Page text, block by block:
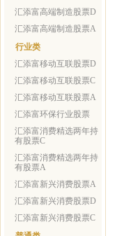
汇添富高端制造股票D
汇添富高端制造股票A
行业类
汇添富移动互联股票D
汇添富移动互联股票C
汇添富移动互联股票A
汇添富环保行业股票
汇添富消费精选两年持
有股票C
汇添富消费精选两年持
有股票A
汇添富新兴消费股票A
汇添富新兴消费股票D
汇添富新兴消费股票C